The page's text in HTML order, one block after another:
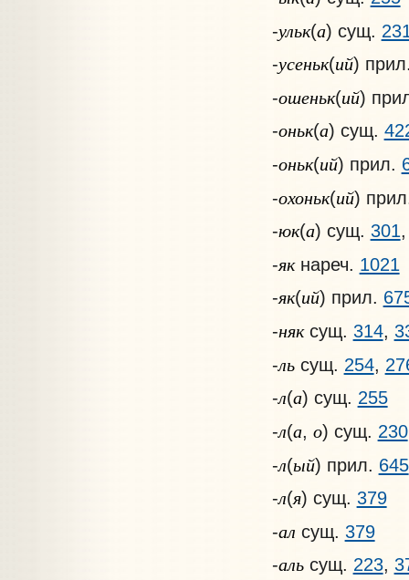
-ульк(а) сущ.
-усеньк(ий)
-ошеньк(ий)
-оньк(а) сущ.
-оньк(ий) прил.
-охоньк(ий)
-юк(а) сущ. 301
-якнареч. 1021
-як(ий) прил.
-няксущ. 314,
-льсущ. 254,
-л(а) сущ. 255
-л(а, о) сущ. 230
-л(ый) прил. 645
-л(я) сущ. 379
-ал сущ. 379
-альсущ. 223,